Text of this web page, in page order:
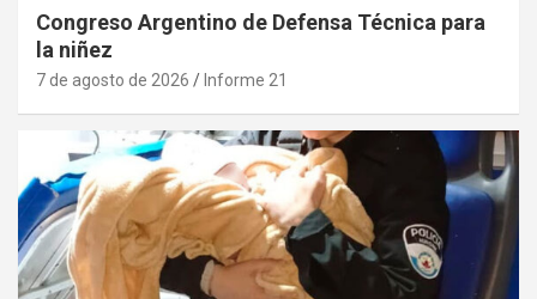
Congreso Argentino de Defensa Técnica para
la niñez
7 de agosto de 2026 Informe 21